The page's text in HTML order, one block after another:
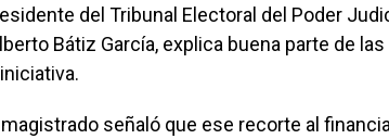
del Tribunal Electoral del Poder
Bátiz García, explica buena parte de
iniciativa.
magistrado señaló que ese recorte al